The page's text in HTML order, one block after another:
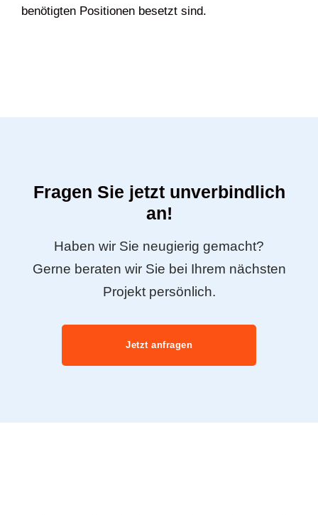
benötigten Positionen besetzt sind.
Fragen Sie jetzt unverbindlich
an!
Haben wir Sie neugierig gemacht?
Gerne beraten wir Sie bei Ihrem nächsten
Projekt persönlich.
Jetzt anfragen